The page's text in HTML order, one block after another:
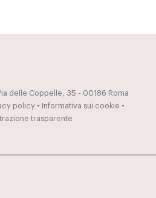
delle Coppelle, 35 - 00186 Roma
policy• Informativa sui cookie •
trasparente